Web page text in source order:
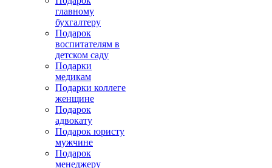
главному
бухгалтеру
Подарок
воспитателям в
детском саду
Подарки
медикам
Подарки коллеге
женщине
Подарок
адвокату
Подарок юристу
мужчине
Подарок
менеджеру